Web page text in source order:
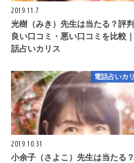
2019.11.7
光樹（みき）先生は当たる？評
良い口コミ・悪い口コミを比較
話占いカリス
電話占いカ
2019.10.31
小余子（さよこ）先生は当たる